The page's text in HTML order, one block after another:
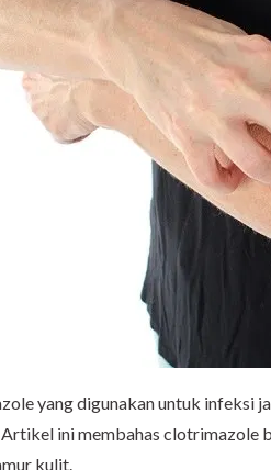
yang digunakan untuk infeksi
Artikel ini membahas clotrimazole
kulit.